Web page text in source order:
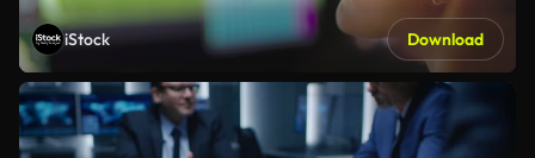
iStock Download